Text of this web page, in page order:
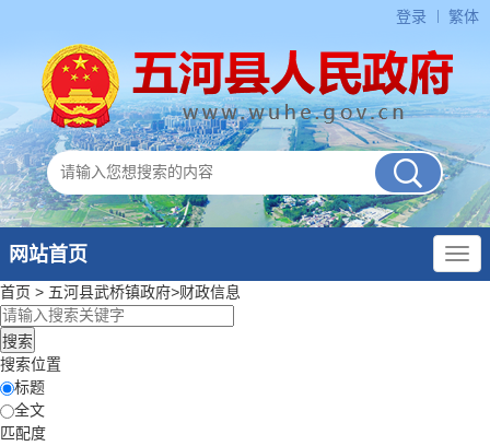
登录 繁体
网站首页
首页 > 五河县武桥镇政府>财政信息
搜索位置
标题
全文
匹配度